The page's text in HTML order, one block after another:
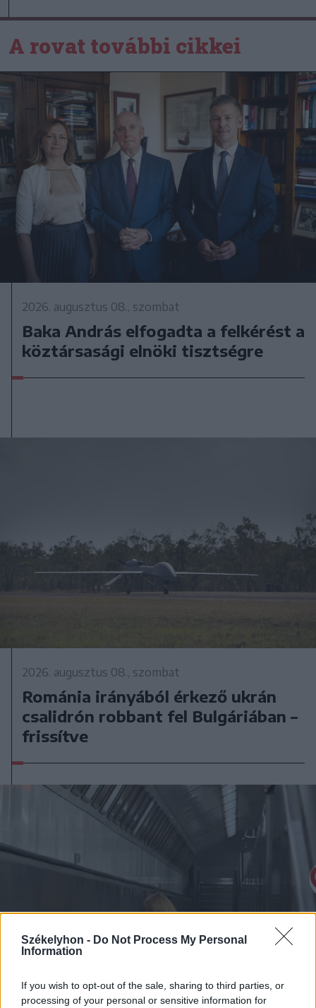
Székelyhon - Do Not Process My Personal
Information
If you wish to opt-out of the sale, sharing to third parties, or
processing of your personal or sensitive information for
A rovat további cikkei
2026. augusztus 08., szombat
Baka András elfogadta a felkérést a
köztársasági elnöki tisztségre
2026. augusztus 08., szombat
Románia irányából érkező ukrán
csalidrón robbant fel Bulgáriában –
frissítve